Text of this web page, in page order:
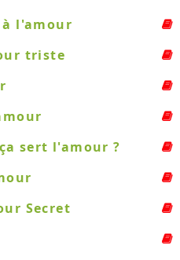
à l'amour
triste
sert l'amour ?
Secret